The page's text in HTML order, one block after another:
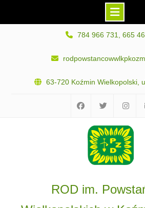
784 966 731, 665
63-720 Koźmin Wielkopolski,
ROD im.